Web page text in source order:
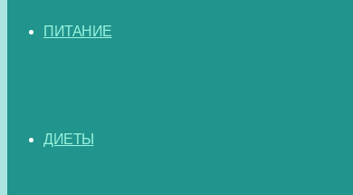
ПИТАНИЕ
ДИЕТЫ